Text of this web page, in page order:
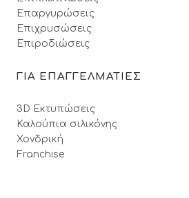
Επαργυρώσεις
Επιχρυσώσεις
Επιροδιώσεις
ΓΙΑ ΕΠΑΓΓΕΛΜΑΤΙΕΣ
3D Εκτυπώσεις
Καλούπια σιλικόνης
Χονδρική
Franchise